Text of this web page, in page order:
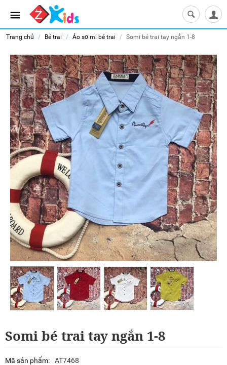
Trang chủ / Bé trai / Áo sơ mi bé trai / Somi bé trai tay ngắn 1-8
Somi bé trai tay ngắn 1-8
Mã sản phẩm:
AT7468